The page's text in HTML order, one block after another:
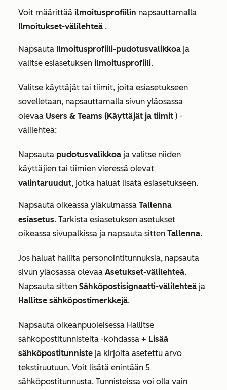
Voit määrittää ilmoitusprofiilin napsauttamalla
Ilmoitukset-välilehteä .
Napsauta Ilmoitusprofiili-pudotusvalikkoa ja
valitse esiasetuksen ilmoitusprofiili.
Valitse käyttäjät tai tiimit, joita esiasetukseen
sovelletaan, napsauttamalla sivun yläosassa
olevaa Users & Teams (Käyttäjät ja tiimit ) -
välilehteä:
Napsauta pudotusvalikkoa ja valitse niiden
käyttäjien tai tiimien vieressä olevat
valintaruudut, jotka haluat lisätä esiasetukseen.
Napsauta oikeassa yläkulmassa Tallenna
esiasetus. Tarkista esiasetuksen asetukset
oikeassa sivupalkissa ja napsauta sitten Tallenna.
Jos haluat hallita personointitunnuksia, napsauta
sivun yläosassa olevaa Asetukset-välilehteä.
Napsauta sitten Sähköpostisignaatti-välilehteä ja
Hallitse sähköpostimerkkejä.
Napsauta oikeanpuoleisessa Hallitse
sähköpostitunnisteita -kohdassa + Lisää
sähköpostitunniste ja kirjoita asetettu arvo
tekstiruutuun. Voit lisätä enintään 5
sähköpostitunnusta. Tunnisteissa voi olla vain